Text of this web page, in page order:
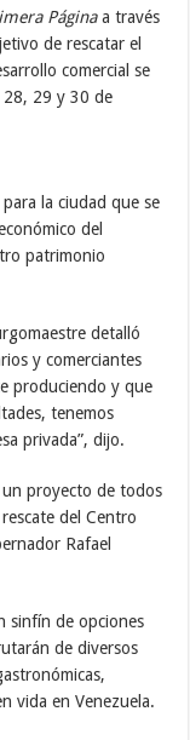
Páginaa través
de rescatar el
comercial se
28, 29 y 30 de
la ciudad que se
del
patrimonio
detalló
y comerciantes
produciendo y que
tenemos
privada”, dijo.
proyecto de todos
del Centro
Rafael
sinfín de opciones
de diversos
vida en Venezuela.